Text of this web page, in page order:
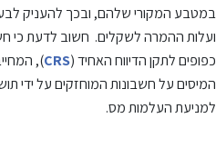
במטבע המקורי שלהם, ובכך להעניק
ועלות ההמרה לשקלים. חשוב לדעת כי
כפופים לתקן הדיווח האחיד (CRS
),
המיסים על חשבונות המוחזקים על ידי
למניעת העלמות מס.